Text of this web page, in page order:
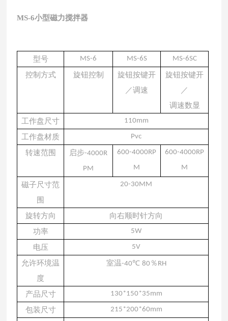
MS-6小型磁力搅拌器
型号 MS-6 MS-6S MS-6SC
控制方式 旋钮控制
旋钮按键开
／调速
旋钮按键开
／
调速数显
工作盘尺寸
110mm
工作盘材质 Pvc
转速范围 启步-4000R
PM
600-4000RP
M
600-4000RP
M
磁子尺寸范
围
20-30MM
旋转方向
向右顺时针方向
功率
5W
电压 5V
允许环境温
度
室温-40℃ 80 ％ RH
产品尺寸 130*150*35mm
包装尺寸 215*200*60mm